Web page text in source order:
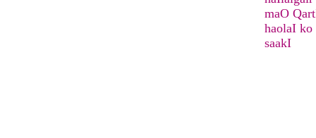
maO
haolaI ko
saakI